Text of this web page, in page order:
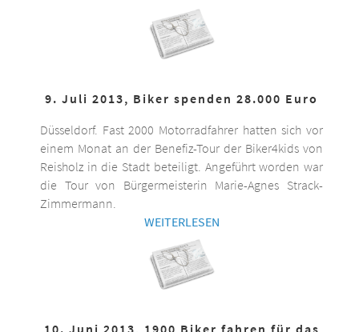
9. Juli 2013, Biker spenden 28.000 Euro
Düsseldorf. Fast 2000 Motorradfahrer hatten sich vor
einem Monat an der Benefiz-Tour der Biker4kids von
Reisholz in die Stadt beteiligt. Angeführt worden war
die Tour von Bürgermeisterin Marie-Agnes Strack-
Zimmermann.
WEITERLESEN
10. Juni 2013, 1900 Biker fahren für das